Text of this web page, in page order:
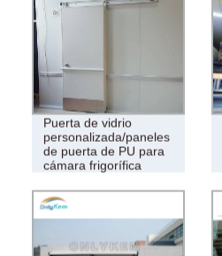
Puerta de vidrio
personalizada/paneles
de puerta de PU para
cámara frigorífica